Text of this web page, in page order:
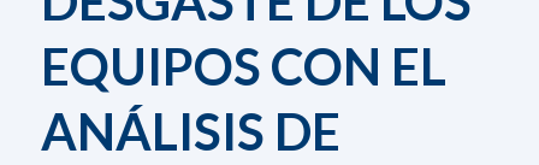
EQUIPOS CON EL
ANÁLISIS DE